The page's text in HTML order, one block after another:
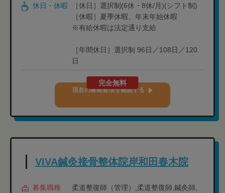
休日・休暇
［休日］選択制(6休・8休/月)(シフト制)
［休暇］夏季休暇、年末年始休暇
※有給休暇は法定通り支給
［年間休日］選択制 96日／108日／120
日
完全無料
現在の募集要項を確認する
VIVA鍼灸接骨整体院岸和田春木院
募集職種
柔道整復師（管理）,柔道整復師,鍼灸師,